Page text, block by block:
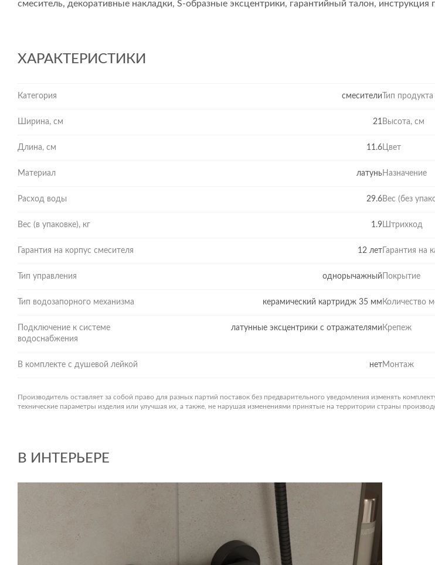
смеситель, декоративные накладки, S-образные эксцентрики, гарантийный талон, инструкция
ХАРАКТЕРИСТИКИ
Категория смесители Тип продукта
Ширина, см 21 Высота, см
Длина, см 11.6Цвет
Материал латуньНазначение
Расход воды 29.6Вес (без
Вес (в упаковке), кг 1.9Штрихкод
Гарантия на корпус смесителя 12 лет Гарантия на
Тип управления однорычажный Покрытие
Тип водозапорного механизма керамический картридж 35 мм Количество
Подключение к системе
водоснабжения
латунные эксцентрики с отражателями Крепеж
В комплекте с душевой лейкой нетМонтаж
Производитель оставляет за собой право для разных партий поставок без предварительного уведомления изменять
технические параметры изделия или улучшая их, а также, не нарушая изменениями принятые на территории страны
В ИНТЕРЬЕРЕ